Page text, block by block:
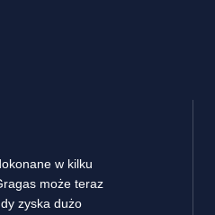
w kilku
może teraz
zyska dużo